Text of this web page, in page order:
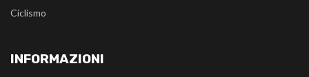
Ciclismo
INFORMAZIONI